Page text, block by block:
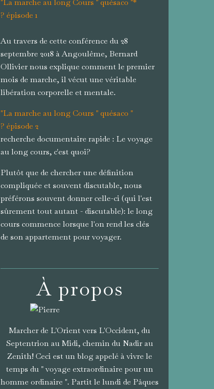
À propos
Marcher de L'Orient vers L'Occident, du
Septentrion au Midi, chemin du Nadir au
Zenith! Ceci est un blog appelé à vivre le
temps du " voyage extraordinaire pour un
homme ordinaire ". Partit le lundi de Pâques
"La marche au long Cours " quésaco "*
? épisode 1
Au travers de cette conférence du 28
septembre 2018 à Angoulême, Bernard
Ollivier nous explique comment le premier
mois de marche, il vécut une véritable
libération corporelle et mentale.
"La marche au long Cours " quésaco "
? épisode 2
recherche documentaire rapide : Le voyage
au long cours, c'est quoi?
Plutôt que de chercher une définition
compliquée et souvent discutable, nous
préférons souvent donner celle-ci (qui l'est
sûrement tout autant - discutable): le long
cours commence lorsque l'on rend les clés
de son appartement pour voyager.